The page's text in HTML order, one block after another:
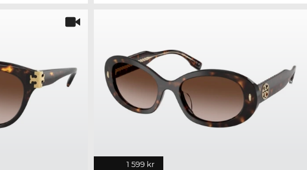
1 599 kr